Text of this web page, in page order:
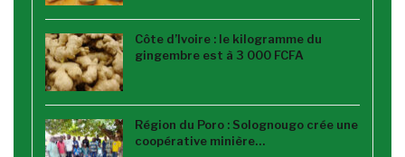
Côte d’Ivoire : le kilogramme du
gingembre est à 3 000 FCFA
Région du Poro : Solognougo crée une
coopérative minière…